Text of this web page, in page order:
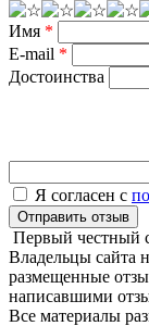
Имя *
E-mail *
Достоинства
Я согласен с
Отправить отзыв
Первый честный
Владельцы сайта
размещенные
написавшими
Все материалы